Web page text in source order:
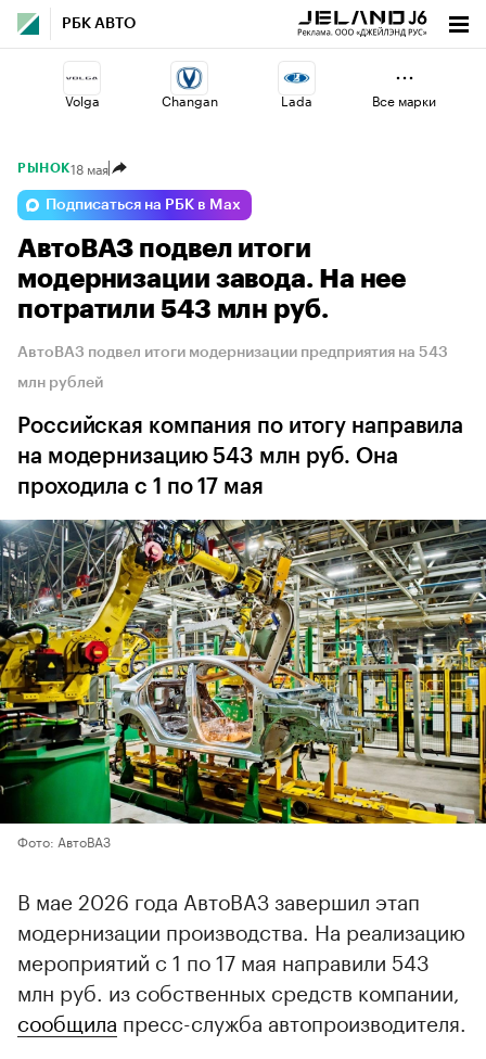
РБК АВТО
Volga Changan Lada
Omoda
Haval Jaecoo Esteo
Все марки
РЫНОК18 мая
Подписаться на РБК в Max
АвтоВАЗ подвел итоги
модернизации завода. На нее
потратили 543 млн руб.
АвтоВАЗ подвел итоги модернизации предприятия на 543
млн рублей
Российская компания по итогу направила
на модернизацию 543 млн руб. Она
проходила с 1 по 17 мая
Фото: АвтоВАЗ
В мае 2026 года АвтоВАЗ завершил этап
модернизации производства. На реализацию
мероприятий с 1 по 17 мая направили 543
млн руб. из собственных средств компании,
сообщила пресс-служба автопроизводителя.